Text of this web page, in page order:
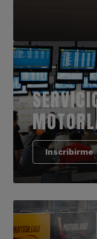
Inscribirme